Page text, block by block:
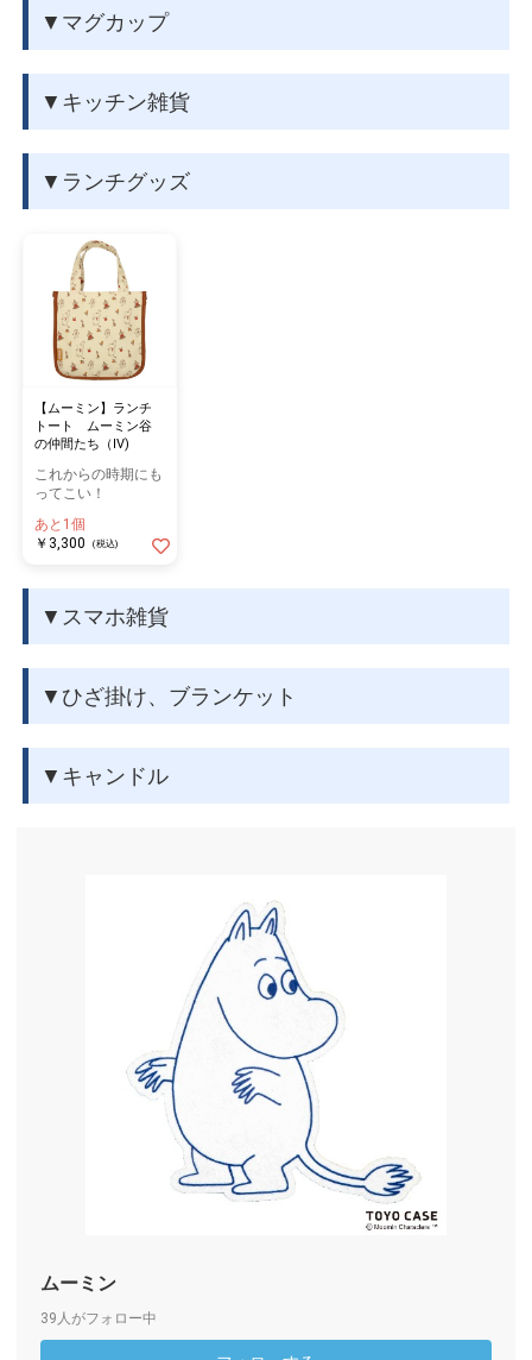
▼マグカップ
▼キッチン雑貨
▼ランチグッズ
【ムーミン】ランチ
トート ムーミン谷
の仲間たち（IV)
これからの時期にも
ってこい！
あと1個
￥3,300
(税込)
▼スマホ雑貨
▼ひざ掛け、ブランケット
▼キャンドル
ムーミン
39人がフォロー中